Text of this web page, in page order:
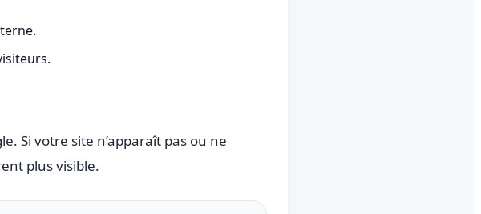
Si votre site n’apparaît pas ou ne
plus visible.